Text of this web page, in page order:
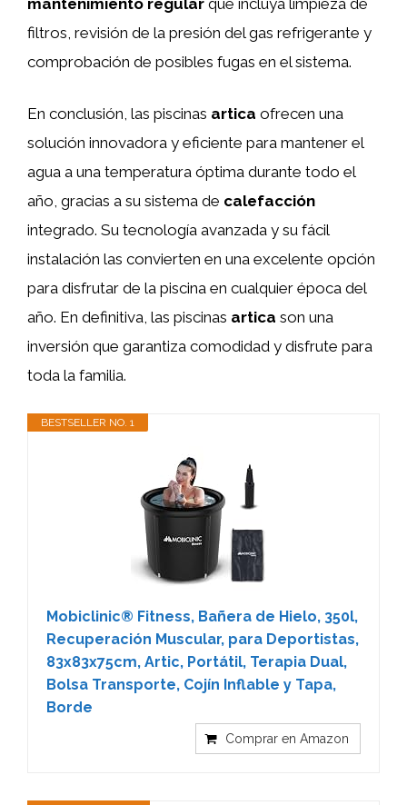
filtros, revisión de la presión del gas refrigerante y
comprobación de posibles fugas en el sistema.
En conclusión, las piscinas artica ofrecen una
solución innovadora y eficiente para mantener el
agua a una temperatura óptima durante todo el
año, gracias a su sistema de calefacción
integrado. Su tecnología avanzada y su fácil
instalación las convierten en una excelente opción
para disfrutar de la piscina en cualquier época del
año. En definitiva, las piscinas artica son una
inversión que garantiza comodidad y disfrute para
toda la familia.
BESTSELLER NO. 1
Mobiclinic® Fitness, Bañera de Hielo, 350l,
Recuperación Muscular, para Deportistas,
83x83x75cm, Artic, Portátil, Terapia Dual,
Bolsa Transporte, Cojín Inflable y Tapa,
Borde
Comprar en Amazon